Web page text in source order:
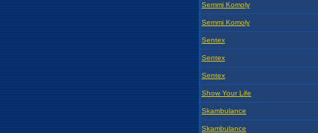
Semmi Komoly
Semmi Komoly
Sentex
Sentex
Sentex
Show Your Life
Skambulance
Skambulance